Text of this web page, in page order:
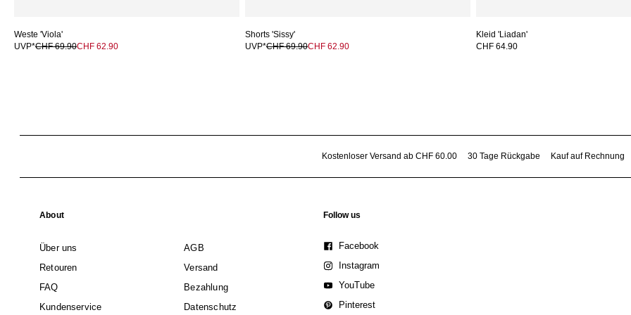
Weste 'Viola'
UVP*CHF 69.90CHF 62.90
Shorts 'Sissy'
UVP*CHF 69.90CHF 62.90
Kleid 'Liadan'
CHF 64.90
Kostenloser Versand ab CHF 60.00 30 Tage Rückgabe Kauf auf Rechnung
About
Über uns
AGB
Retouren
Versand
FAQ
Bezahlung
Kundenservice
Datenschutz
Follow us
Facebook
Instagram
YouTube
Pinterest